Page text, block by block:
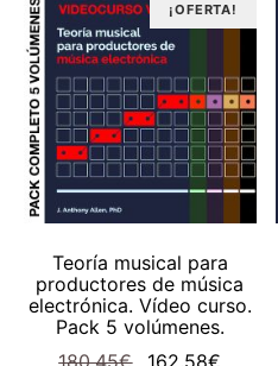
¡OFERTA!
AÑADIR AL CARRITO
Teoría musical para
productores de música
electrónica. Vídeo curso.
Pack 5 volúmenes.
180,45€
El
162,58€